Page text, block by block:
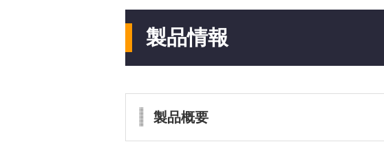
製品情報
製品概要